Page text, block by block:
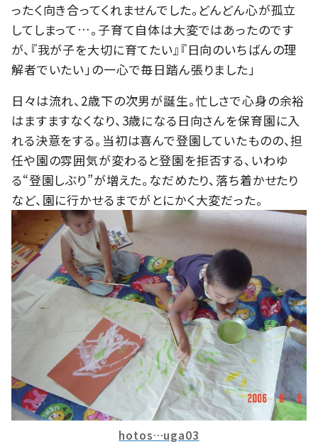
ったく向き合ってくれませんでした。どんどん心が孤立
してしまって…。子育て自体は大変ではあったのです
が、『我が子を大切に育てたい』『日向のいちばんの理
解者でいたい」の一心で毎日踏ん張りました」
日々は流れ、2歳下の次男が誕生。忙しさで心身の余裕
はますますなくなり、3歳になる日向さんを保育園に入
れる決意をする。当初は喜んで登園していたものの、担
任や園の雰囲気が変わると登園を拒否する、いわゆ
る“登園しぶり”が増えた。なだめたり、落ち着かせたり
など、園に行かせるまでがとにかく大変だった。
hotos…uga03